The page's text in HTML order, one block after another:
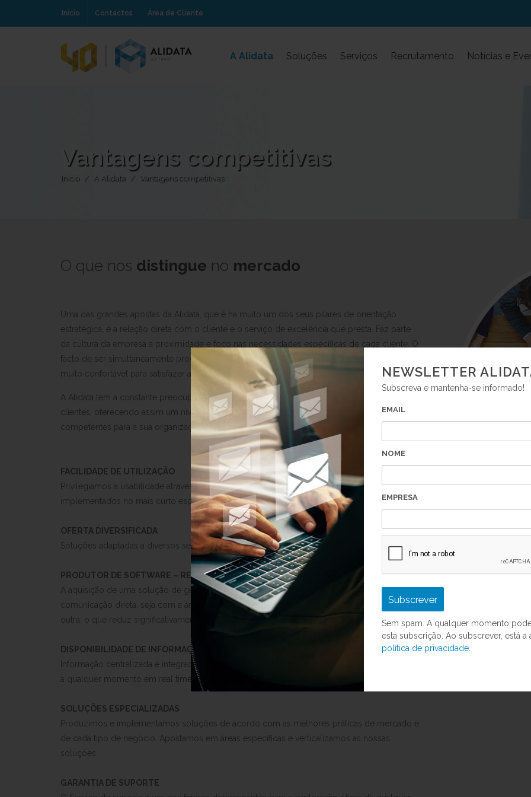
NEWSLETTER
Subscreva e mantenha-se informado!
EMAIL
NOME
EMPRESA
Subscrever
Sem spam. A qualquer momento
esta subscrição. Ao subscrever, está a
política de privacidade.
Início Contactos Área de Cliente
A Alidata Soluções Serviços Recrutamento Notícias e
Vantagens competitivas
Início A Alidata Vantagens competitivas
O que nos distingue no mercado
Uma das grandes apostas da Alidata, que é há muito um dos seus pilares de orientação
estratégica, é a relação direta com o cliente e o serviço de excelência que presta. Faz parte
da cultura da empresa a proximidade e foco nas necessidades específicas de cada cliente. O
facto de ser simultaneamente produtora e implementadora, coloca a empresa numa posição
muito confortável para satisfazer as necessidades dos clientes de forma rápida e eficaz.
A Alidata tem a constante preocupação em entender o negócio de cada um dos seus
clientes, oferecendo assim um nível de serviço de excelência com produtos muito
competentes para a sua organização e gestão.
FACILIDADE DE UTILIZAÇÃO
Privilegiamos a usabilidade através de interfaces simples e intuitivos que possam ser
implementados no mais curto espaço de tempo e reduzindo o seu custo.
OFERTA DIVERSIFICADA
Soluções adaptadas a diversos setores de atividade e empresas de várias dimensões.
PRODUTOR DE SOFTWARE – RELAÇÃO DIRETA
A aquisição de uma solução de gestão diretamente ao produtor de software permite uma
comunicação direta, seja com a área de desenvolvimento de produto, suporte técnico ou
outra, o que reduz significativamente tempos e custos, e aumenta a eficiência.
DISPONIBILIDADE DE INFORMAÇÃO
Informação centralizada e integrada, acessível
a qualquer momento em real time, em qualquer lugar e qualquer dispositivo.
SOLUÇÕES ESPECIALIZADAS
Produzimos e implementamos soluções de acordo com as melhores práticas de mercado e
de cada tipo de negócio. Apostamos em áreas específicas e verticalizamos as nossas
soluções.
GARANTIA DE SUPORTE